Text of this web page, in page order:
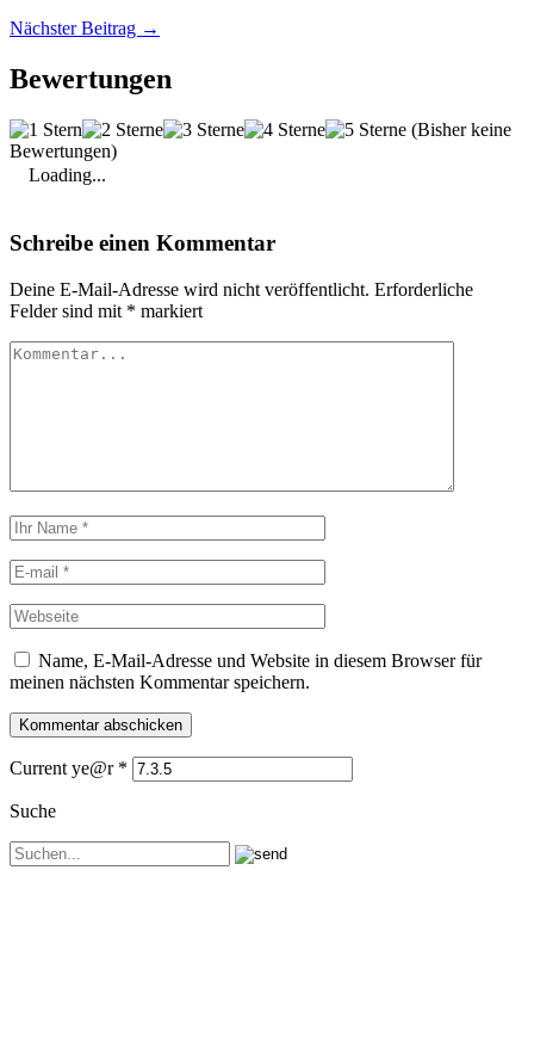
Nächster Beitrag →
Bewertungen
(Bisher keine
Bewertungen)
Loading...
Schreibe einen Kommentar
Deine E-Mail-Adresse wird nicht veröffentlicht. Erforderliche
Felder sind mit * markiert
Name, E-Mail-Adresse und Website in diesem Browser für
meinen nächsten Kommentar speichern.
Current ye@r *
Suche